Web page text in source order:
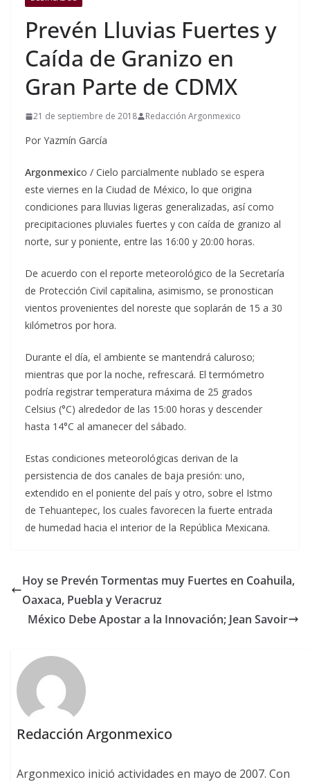
Prevén Lluvias Fuertes y
Caída de Granizo en
Gran Parte de CDMX
21 de septiembre de 2018 Redacción Argonmexico
Por Yazmín García
Argonmexico / Cielo parcialmente nublado se espera
este viernes en la Ciudad de México, lo que origina
condiciones para lluvias ligeras generalizadas, así como
precipitaciones pluviales fuertes y con caída de granizo al
norte, sur y poniente, entre las 16:00 y 20:00 horas.
De acuerdo con el reporte meteorológico de la Secretaría
de Protección Civil capitalina, asimismo, se pronostican
vientos provenientes del noreste que soplarán de 15 a 30
kilómetros por hora.
Durante el día, el ambiente se mantendrá caluroso;
mientras que por la noche, refrescará. El termómetro
podría registrar temperatura máxima de 25 grados
Celsius (°C) alrededor de las 15:00 horas y descender
hasta 14°C al amanecer del sábado.
Estas condiciones meteorológicas derivan de la
persistencia de dos canales de baja presión: uno,
extendido en el poniente del país y otro, sobre el Istmo
de Tehuantepec, los cuales favorecen la fuerte entrada
de humedad hacia el interior de la República Mexicana.
Hoy se Prevén Tormentas muy Fuertes en Coahuila,
Oaxaca, Puebla y Veracruz
México Debe Apostar a la Innovación; Jean Savoir
Redacción Argonmexico
Argonmexico inició actividades en mayo de 2007. Con